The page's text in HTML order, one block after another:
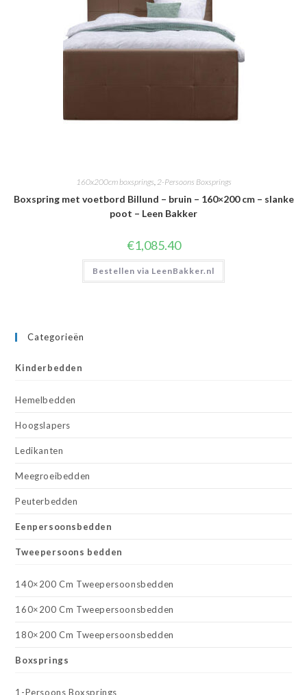
160x200cm boxsprings,2-Persoons Boxsprings
Boxspring met voetbord Billund – bruin – 160×200 cm – slanke
poot – Leen Bakker
€1,085.40
Bestellen via LeenBakker.nl
Categorieën
Kinderbedden
Hemelbedden
Hoogslapers
Ledikanten
Meegroeibedden
Peuterbedden
Eenpersoonsbedden
Tweepersoons bedden
140×200 Cm Tweepersoonsbedden
160×200 Cm Tweepersoonsbedden
180×200 Cm Tweepersoonsbedden
Boxsprings
1-Persoons Boxsprings